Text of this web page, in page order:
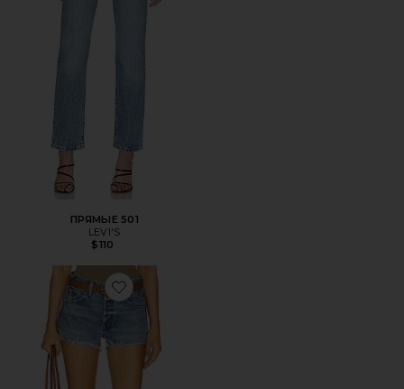
ПРЯМЫЕ 501
LEVI'S
$110
Favorite ОБРЕЗАННЫЕ ШОРТЫ PARKER